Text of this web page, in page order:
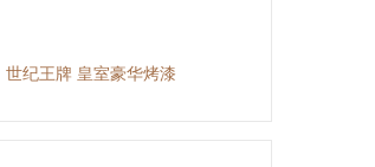
世纪王牌 皇室豪华烤漆